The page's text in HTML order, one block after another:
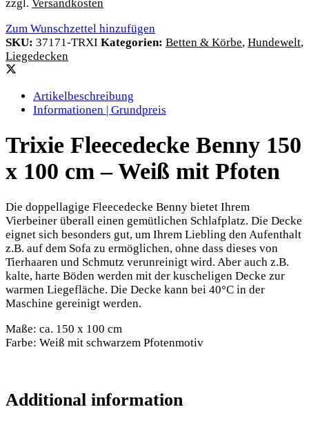
zzgl. Versandkosten
Zum Wunschzettel hinzufügen
SKU: 37171-TRXI Kategorien: Betten & Körbe, Hundewelt,
Liegedecken
Artikelbeschreibung
Informationen | Grundpreis
Trixie Fleecedecke Benny 150
x 100 cm – Weiß mit Pfoten
Die doppellagige Fleecedecke Benny bietet Ihrem
Vierbeiner überall einen gemütlichen Schlafplatz. Die Decke
eignet sich besonders gut, um Ihrem Liebling den Aufenthalt
z.B. auf dem Sofa zu ermöglichen, ohne dass dieses von
Tierhaaren und Schmutz verunreinigt wird. Aber auch z.B.
kalte, harte Böden werden mit der kuscheligen Decke zur
warmen Liegefläche. Die Decke kann bei 40°C in der
Maschine gereinigt werden.
Maße: ca. 150 x 100 cm
Farbe: Weiß mit schwarzem Pfotenmotiv
Additional information